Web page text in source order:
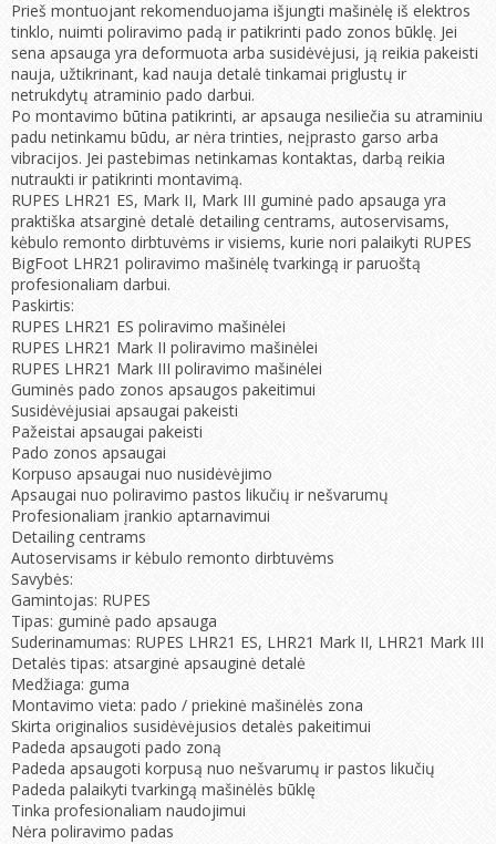
Prieš montuojant rekomenduojama išjungti mašinėlę iš elektros
tinklo, nuimti poliravimo padą ir patikrinti pado zonos būklę. Jei
sena apsauga yra deformuota arba susidėvėjusi, ją reikia pakeisti
nauja, užtikrinant, kad nauja detalė tinkamai priglustų ir
netrukdytų atraminio pado darbui.
Po montavimo būtina patikrinti, ar apsauga nesiliečia su atraminiu
padu netinkamu būdu, ar nėra trinties, neįprasto garso arba
vibracijos. Jei pastebimas netinkamas kontaktas, darbą reikia
nutraukti ir patikrinti montavimą.
RUPES LHR21 ES, Mark II, Mark III guminė pado apsauga yra
praktiška atsarginė detalė detailing centrams, autoservisams,
kėbulo remonto dirbtuvėms ir visiems, kurie nori palaikyti RUPES
BigFoot LHR21 poliravimo mašinėlę tvarkingą ir paruoštą
profesionaliam darbui.
Paskirtis:
RUPES LHR21 ES poliravimo mašinėlei
RUPES LHR21 Mark II poliravimo mašinėlei
RUPES LHR21 Mark III poliravimo mašinėlei
Guminės pado zonos apsaugos pakeitimui
Susidėvėjusiai apsaugai pakeisti
Pažeistai apsaugai pakeisti
Pado zonos apsaugai
Korpuso apsaugai nuo nusidėvėjimo
Apsaugai nuo poliravimo pastos likučių ir nešvarumų
Profesionaliam įrankio aptarnavimui
Detailing centrams
Autoservisams ir kėbulo remonto dirbtuvėms
Savybės:
Gamintojas: RUPES
Tipas: guminė pado apsauga
Suderinamumas: RUPES LHR21 ES, LHR21 Mark II, LHR21 Mark III
Detalės tipas: atsarginė apsauginė detalė
Medžiaga: guma
Montavimo vieta: pado / priekinė mašinėlės zona
Skirta originalios susidėvėjusios detalės pakeitimui
Padeda apsaugoti pado zoną
Padeda apsaugoti korpusą nuo nešvarumų ir pastos likučių
Padeda palaikyti tvarkingą mašinėlės būklę
Tinka profesionaliam naudojimui
Nėra poliravimo padas